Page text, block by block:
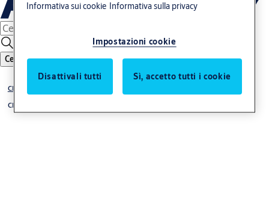
Cerca
CLIQ
CLIQ
Informativa sui cookie Informativa sulla privacy
Impostazioni cookie
Disattivali tutti Sì, accetto tutti i cookie